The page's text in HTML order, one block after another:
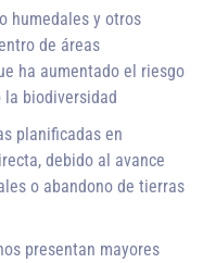
humedales y otros
de áreas
ha aumentado el riesgo
la biodiversidad
planificadas en
debido al avance
o abandono de tierras
presentan mayores